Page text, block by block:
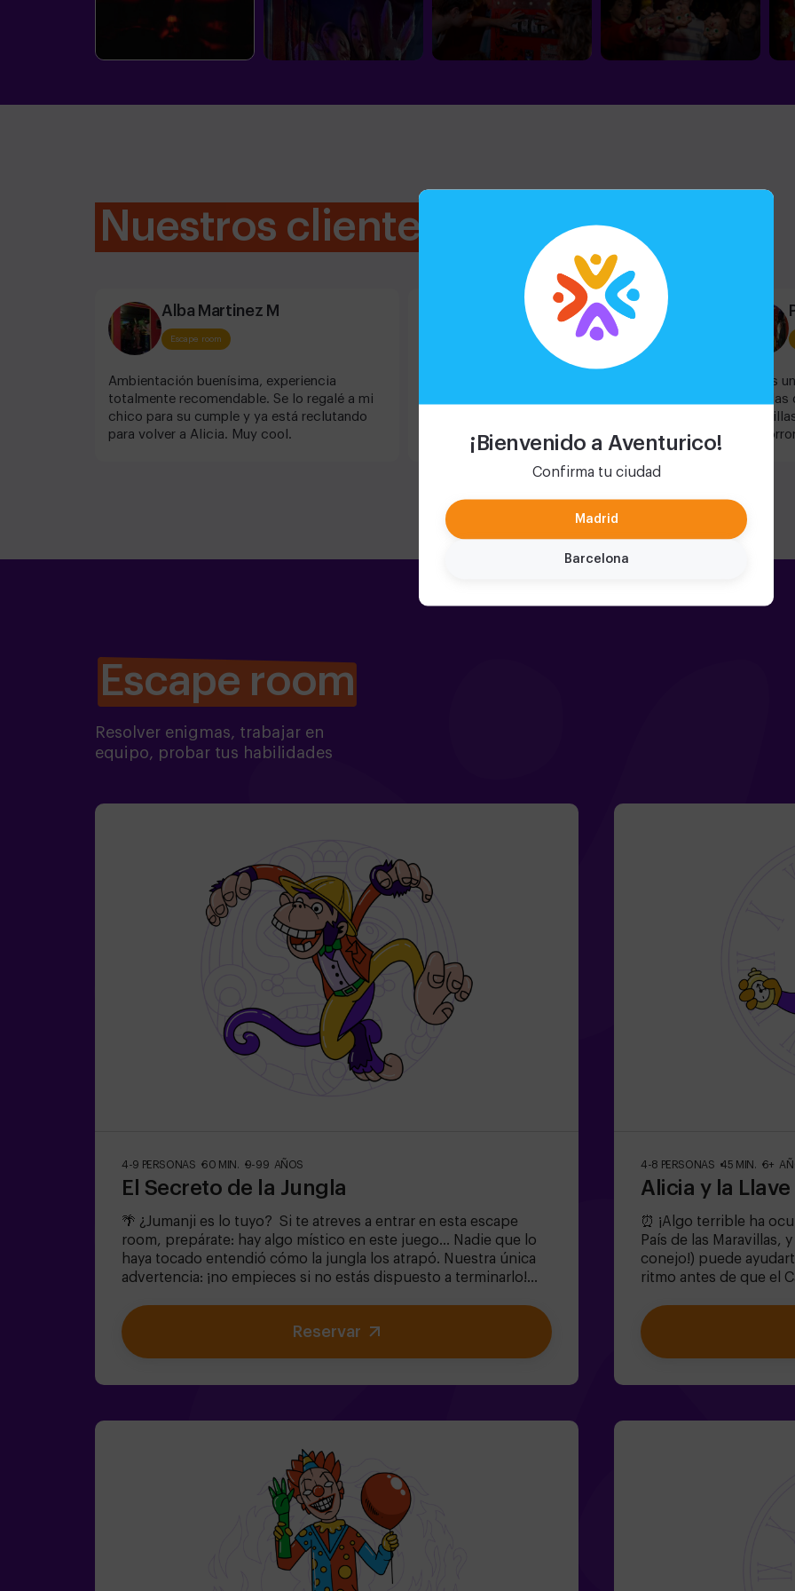
¡Bienvenido a Aventurico!
Confirma tu ciudad
Madrid
Barcelona
Nuestros clientes
Alba Martinez M
Escape room
Ambientación buenísima, experiencia
totalmente recomendable. Se lo regalé a mi
chico para su cumple y ya está reclutando
para volver a Alicia. Muy cool.
Rafael T
dificultad y la ambientacion es buena.
Volveremos para hacer mas escapes.
Somos
las
los
Escape room
Resolver enigmas, trabajar en
equipo, probar tus habilidades
4-9 PERSONAS 60 MIN. 9-99 AÑOS
El Secreto de la Jungla
🌴 ¿Jumanji es lo tuyo? Si te atreves a entrar en esta escape
room, prepárate: hay algo místico en este juego... Nadie que lo
haya tocado entendió cómo la jungla los atrapó. Nuestra única
advertencia: ¡no empieces si no estás dispuesto a terminarlo!
equipo con valor para encontrar la caja del juego y volver a
encerrar a este mundo mágico en su interior, de lo contrario,
quedaréis atrapados para siempre. No tardes, ¡cada segundo
fiestas infantiles❗Si todos jugadores del equipo son menores o
pero si incluyes las palabras MODO EASY en tu reserva,
podremos añadir pistas adicionales para que bajar el nivel de
Reservar
4-8 PERSONAS 45 MIN. 6+
Alicia y la
⏰ ¡Algo terrible ha
País de las Maravillas,
conejo!) puede
ritmo antes de que el
donde:✔ Resolverás
Sombrerero Loco!).✔
(¡cuidado con las
niños | familias |
(dificultad baja,
Pasos estrechos en